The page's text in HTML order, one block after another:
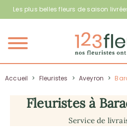
Les plus belles fleurs de saison
Menu
Accueil > Fleuristes > Aveyron >
Fleuristes à
Service de